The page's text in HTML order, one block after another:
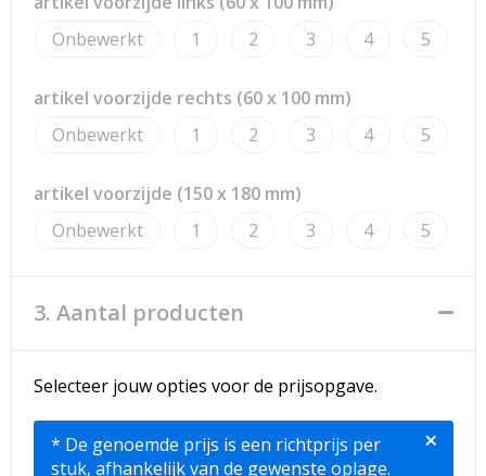
Onbewerkt
1 2 3 4 5
artikel voorzijde rechts (60 x 100 mm)
Onbewerkt
1 2 3 4 5
artikel voorzijde (150 x 180 mm)
Onbewerkt
1 2 3 4 5
3. Aantal producten
Selecteer jouw opties voor de prijsopgave.
* De genoemde prijs is een richtprijs per
stuk, afhankelijk van de gewenste oplage.
×